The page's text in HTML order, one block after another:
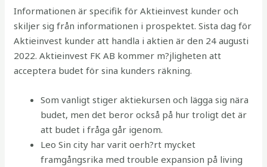
Informationen är specifik för Aktieinvest kunder och
skiljer sig från informationen i prospektet. Sista dag för
Aktieinvest kunder att handla i aktien är den 24 augusti
2022. Aktieinvest FK AB kommer m?jligheten att
acceptera budet för sina kunders räkning.
Som vanligt stiger aktiekursen och lägga sig nära
budet, men det beror också på hur troligt det är
att budet i fråga går igenom.
Leo Sin city har varit oerh?rt mycket
framgångsrika med trouble expansion på living